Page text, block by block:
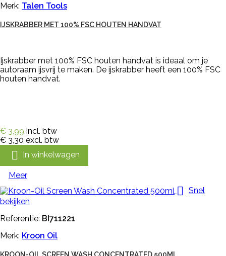
Merk: Talen Tools
IJSKRABBER MET 100% FSC HOUTEN HANDVAT
Ijskrabber met 100% FSC houten handvat is ideaal om je
autoraam ijsvrij te maken. De ijskrabber heeft een 100% FSC
houten handvat.
€ 3,99 incl. btw
€ 3,30 excl. btw
 In winkelwagen
Meer
 Snel
bekijken
Referentie: BI711221
Merk: Kroon Oil